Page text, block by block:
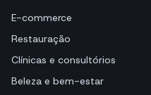
E-commerce
Restauração
Clínicas e consultórios
Beleza e bem-estar